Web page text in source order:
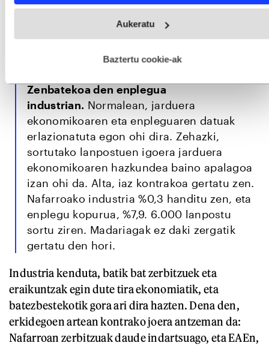
fitxategiak erabiltzen ditu. Zure esperientzia eta zerbitzuak
esplizitua ematen diguzu.Gehiago irakurri
Aukeratu
Baztertu cookie-ak
%7,9
Zenbatekoa den enplegua
industrian. Normalean, jarduera
ekonomikoaren eta enpleguaren datuak
erlazionatuta egon ohi dira. Zehazki,
sortutako lanpostuen igoera jarduera
ekonomikoaren hazkundea baino apalagoa
izan ohi da. Alta, iaz kontrakoa gertatu zen.
Nafarroako industria %0,3 handitu zen, eta
enplegu kopurua, %7,9. 6.000 lanpostu
sortu ziren. Madariagak ez daki zergatik
gertatu den hori.
Industria kenduta, batik bat zerbitzuek eta
eraikuntzak egin dute tira ekonomiatik, eta
batezbestekotik gora ari dira hazten. Dena den,
erkidegoen artean kontrako joera antzeman da:
Nafarroan zerbitzuak daude indartsuago, eta EAEn,